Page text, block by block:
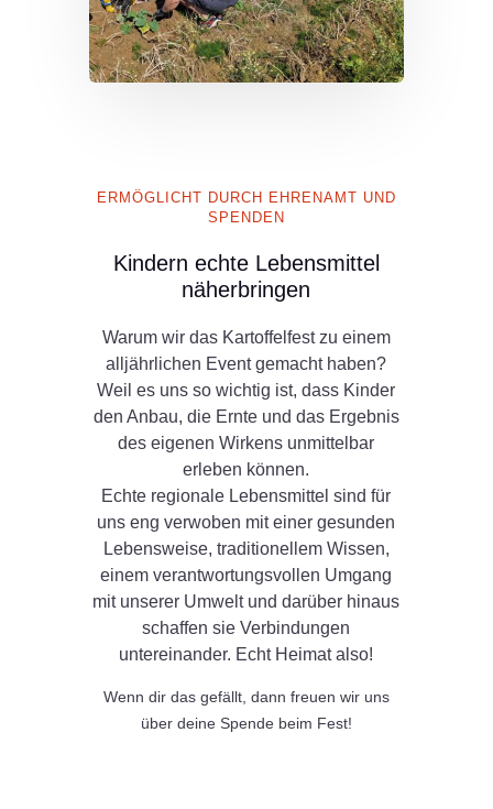
ERMÖGLICHT DURCH EHRENAMT UND
SPENDEN
Kindern echte Lebensmittel
näherbringen
Warum wir das Kartoffelfest zu einem
alljährlichen Event gemacht haben?
Weil es uns so wichtig ist, dass Kinder
den Anbau, die Ernte und das Ergebnis
des eigenen Wirkens unmittelbar
erleben können.
Echte regionale Lebensmittel sind für
uns eng verwoben mit einer gesunden
Lebensweise, traditionellem Wissen,
einem verantwortungsvollen Umgang
mit unserer Umwelt und darüber hinaus
schaffen sie Verbindungen
untereinander. Echt Heimat also!
Wenn dir das gefällt, dann freuen wir uns
über deine Spende beim Fest!